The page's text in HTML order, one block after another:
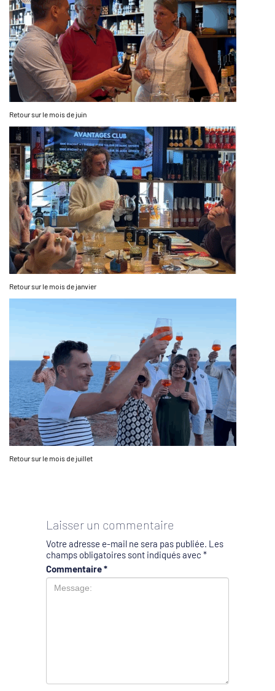
Retour sur le mois de juin
Retour sur le mois de janvier
Retour sur le mois de juillet
Laisser un commentaire
Votre adresse e-mail ne sera pas publiée. Les
champs obligatoires sont indiqués avec *
Commentaire*